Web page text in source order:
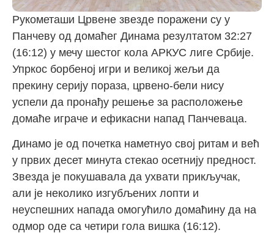
Рукометаши Црвене звезде поражени су у
Панчеву од домаћег Динама резултатом 32:27
(16:12) у мечу шестог кола АРКУС лиге Србије.
Упркос борбеној игри и великој жељи да
прекину серију пораза, црвено-бели нису
успели да пронађу решење за расположење
домаће играче и ефикасни напад Панчеваца.
Динамо је од почетка наметнуо свој ритам и већ
у првих десет минута стекао осетнију предност.
Звезда је покушавала да ухвати прикључак,
али је неколико изгубљених лопти и
неуспешних напада омогућило домаћину да на
одмор оде са четири гола вишка (16:12).